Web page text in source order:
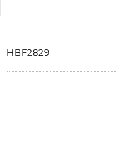
HBF2829